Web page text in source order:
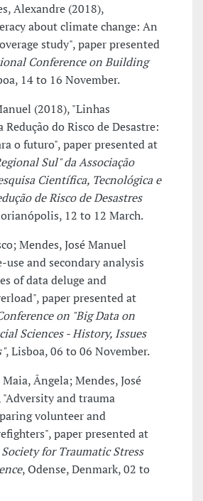
Alexandre (2018),
about climate change: An
study", paper presented
Conference on Building
14 to 16 November.
(2018), "Linhas
do Risco de Desastre:
o futuro", paper presented at
Sul" da Associação
Científica, Tecnológica e
de Risco de Desastres
12 to 12 March.
Mendes, José Manuel
use and secondary analysis
of data deluge and
paper presented at
on "Big Data on
Sciences - History, Issues
, Lisboa, 06 to 06 November.
Ângela; Mendes, José
and trauma
volunteer and
paper presented at
for Traumatic Stress
, Odense, Denmark, 02 to